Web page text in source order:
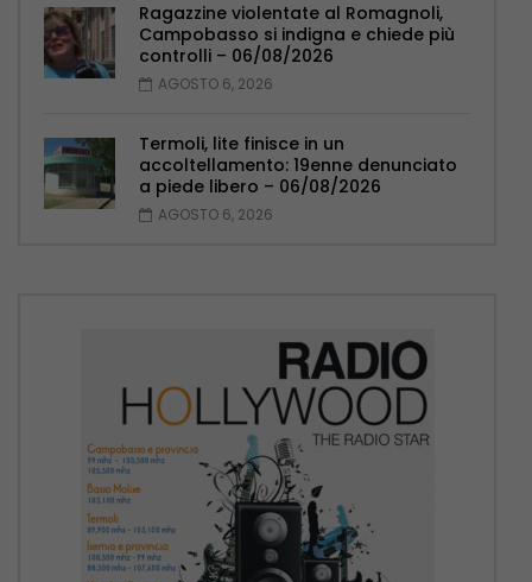
Ragazzine violentate al Romagnoli,
Campobasso si indigna e chiede più
controlli – 06/08/2026
AGOSTO 6, 2026
Termoli, lite finisce in un
accoltellamento: 19enne denunciato
a piede libero – 06/08/2026
AGOSTO 6, 2026